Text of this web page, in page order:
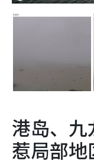
港岛、
惹局部地